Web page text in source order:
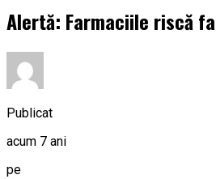
Alertă: Farmaciile riscă
Publicat
acum 7 ani
pe